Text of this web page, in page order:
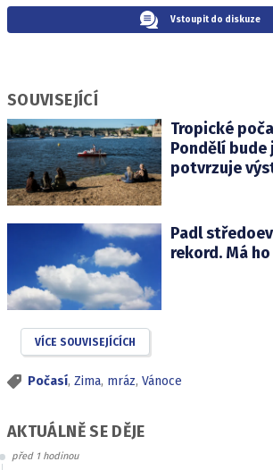
Vstoupit do diskuze
SOUVISEJÍCÍ
Tropické
Pondělí
potvrzuje
Padl
rekord. Má
VÍCE SOUVISEJÍCÍCH
Počasí, Zima, mráz, Vánoce
AKTUÁLNĚ SE DĚJE
před 1 hodinou